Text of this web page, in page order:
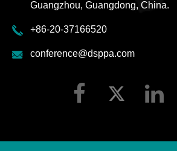
Guangzhou, Guangdong, China.
+86-20-37166520
conference@dsppa.com